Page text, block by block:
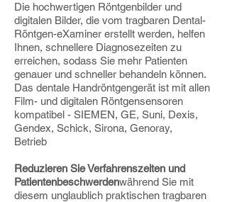
Die hochwertigen Röntgenbilder und
digitalen Bilder, die vom tragbaren Dental-
Röntgen-eXaminer erstellt werden, helfen
Ihnen, schnellere Diagnosezeiten zu
erreichen, sodass Sie mehr Patienten
genauer und schneller behandeln können.
Das dentale Handröntgengerät ist mit allen
Film- und digitalen Röntgensensoren
kompatibel - SIEMEN, GE, Suni, Dexis,
Gendex, Schick, Sirona, Genoray,
Betrieb
Reduzieren Sie Verfahrenszeiten und
Patientenbeschwerdenwährend Sie mit
diesem unglaublich praktischen tragbaren